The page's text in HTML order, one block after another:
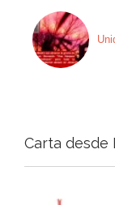
Carta desde